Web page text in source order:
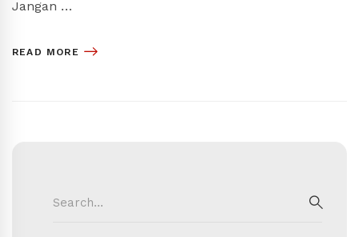
Jangan …
READ MORE
for: